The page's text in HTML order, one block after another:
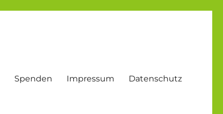
Spenden Impressum Datenschutz